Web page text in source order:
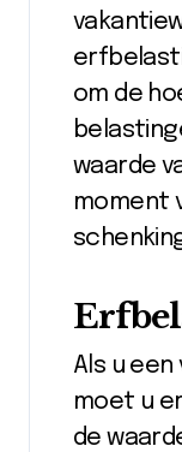
om de
waarde
moment
Als u
moet u
de